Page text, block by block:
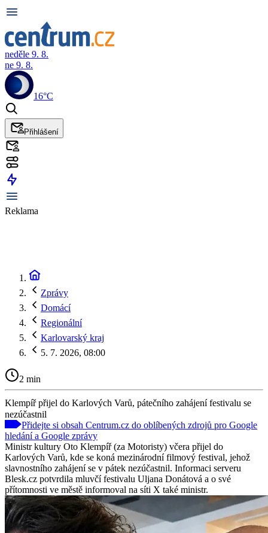
neděle 9. 8.
ne 9. 8.
16°C
Přihlášení
Reklama
Zprávy
Domácí
Regionální
Karlovarský kraj
5. 7. 2026, 08:00
2 min
Klempíř přijel do Karlových Varů, pátečního zahájení festivalu se
nezúčastnil
Přidejte si obsah Centrum.cz do oblíbených zdrojů pro Google
hledání a Google zprávy
Ministr kultury Oto Klempíř (za Motoristy) včera přijel do
Karlových Varů, kde se koná mezinárodní filmový festival, jehož
slavnostního zahájení se v pátek nezúčastnil. Informaci serveru
Blesk.cz potvrdila mluvčí festivalu Uljana Donátová a o své
přítomnosti ve městě informoval na síti X také ministr.